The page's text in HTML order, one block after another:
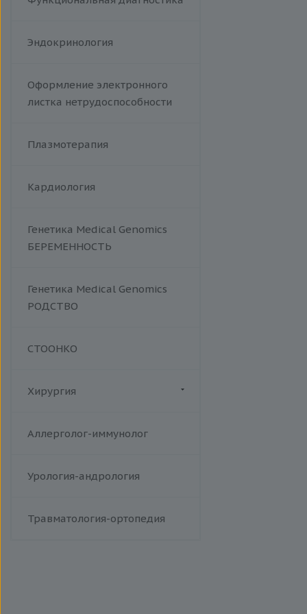
Эндокринология
Оформление электронного
листка нетрудоспособности
Плазмотерапия
Кардиология
Генетика Medical Genomics
БЕРЕМЕННОСТЬ
Генетика Medical Genomics
РОДСТВО
СТООНКО
Хирургия
Аллерголог-иммунолог
Урология-андрология
Травматология-ортопедия